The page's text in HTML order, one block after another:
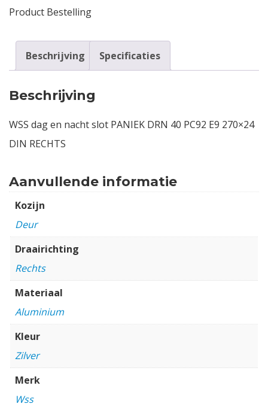
Product Bestelling
Beschrijving Specificaties
Beschrijving
WSS dag en nacht slot PANIEK DRN 40 PC92 E9 270×24
DIN RECHTS
Aanvullende informatie
Kozijn
Deur
Draairichting
Rechts
Materiaal
Aluminium
Kleur
Zilver
Merk
Wss